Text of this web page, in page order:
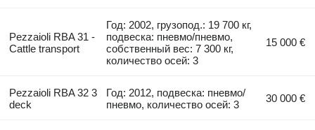
Pezzaioli RBA 31 -
Cattle transport
Год: 2002, грузопод.: 19 700 кг,
подвеска: пневмо/пневмо,
собственный вес: 7 300 кг,
количество осей: 3
15 000 €
Pezzaioli RBA 32 3
deck
Год: 2012, подвеска: пневмо/
пневмо, количество осей: 3
30 000 €